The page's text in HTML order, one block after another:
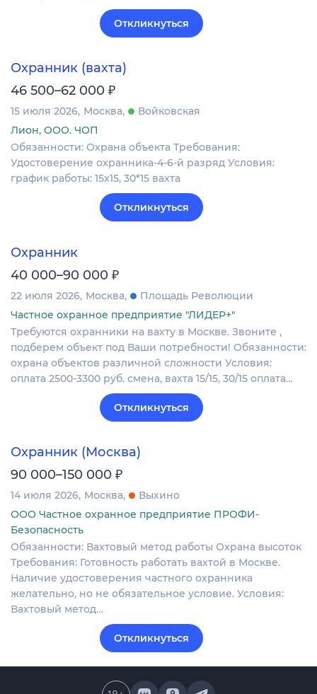
Откликнуться
Охранник (вахта)
46 500–62 000 ₽
15 июля 2026 Москва
Войковская
Лион, ООО. ЧОП
Обязанности: Охрана объекта Требования:
Удостоверение охранника-4-6-й разряд Условия:
график работы: 15х15, 30*15 вахта
Откликнуться
Охранник
40 000–90 000 ₽
22 июля 2026 Москва
Площадь Революции
Частное охранное предприятие "ЛИДЕР+"
Требуются охранники на вахту в Москве. Звоните ,
подберем объект под Ваши потребности! Обязанности:
охрана объектов различной сложности Условия:
оплата 2500-3300 руб. смена, вахта 15/15, 30/15 оплата…
Откликнуться
Охранник (Москва)
90 000–150 000 ₽
14 июля 2026 Москва
Выхино
ООО Частное охранное предприятие ПРОФИ-
Безопасность
Обязанности: Вахтовый метод работы Охрана высоток
Требования: Готовность работать вахтой в Москве.
Наличие удостоверения частного охранника
желательно, но не обязательное условие. Условия:
Вахтовый метод…
Откликнуться